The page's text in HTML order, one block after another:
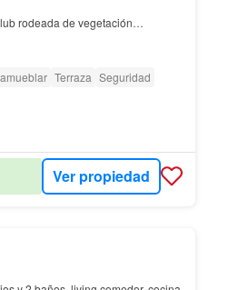
rodeada de vegetación…
Terraza Seguridad
Ver propiedad